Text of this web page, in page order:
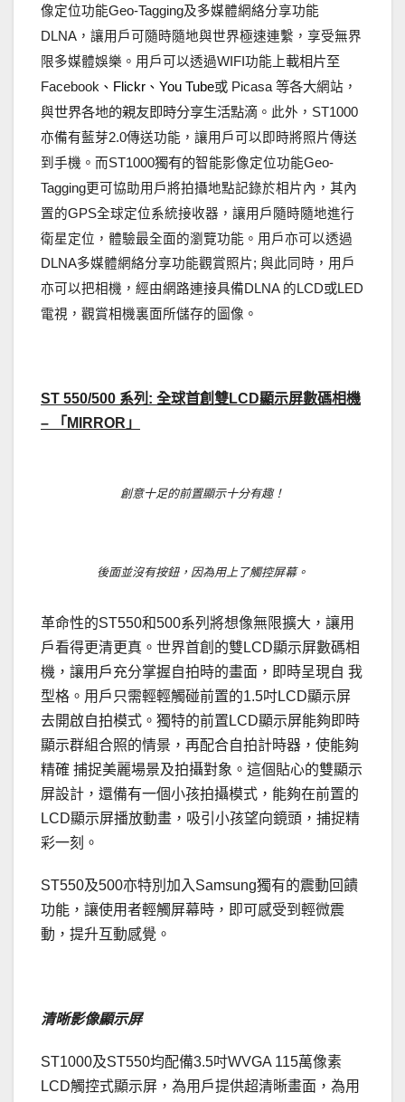
像定位功能Geo-Tagging及多媒體網絡分享功能
DLNA ，讓用戶可隨時隨地與世界極速連繫，享受無界
限多媒體娛樂。用戶可以透過WIFI 功能上載相片至
Facebook 、 Flickr 、 You Tube或 Picasa 等各大網站，
與世界各地的親友即時分享生活點滴 。此外， ST1000
亦備有藍芽2.0傳送功能，讓用戶可以即時將照片傳送
到手機。而ST1000獨有的智能影像定位功能Geo-
Tagging更可協助用戶將拍攝地點記錄於相片內，其內
置的GPS全球定位系統接收器，讓用戶隨時隨地進行
衛星定位，體驗最全面的瀏覽功能。用戶亦可以透過
DLNA多媒體網絡分享功能觀賞照片; 與此同時，用戶
亦可以把相機，經由網路連接具備DLNA 的LCD或LED
電視，觀賞相機裏面所儲存的圖像。
ST 550/500 系列 : 全球首創雙LCD顯示屏數碼相機
–
「 MIRROR 」
創意十足的前置顯示十分有趣！
後面並沒有按鈕，因為用上了觸控屏幕。
革命性的ST550和500系列將想像無限擴大，讓用
戶看得更清更真。世界首創的雙LCD顯示屏數碼相
機，讓用戶充分掌握自拍時的畫面，即時呈現自 我
型格。用戶只需輕輕觸碰前置的1.5吋LCD顯示屏
去開啟自拍模式。獨特的前置LCD顯示屏能夠即時
顯示群組合照的情景，再配合自拍計時器，使能夠
精確 捕捉美麗場景及拍攝對象。這個貼心的雙顯示
屏設計，還備有一個小孩拍攝模式，能夠在前置的
LCD顯示屏播放動畫，吸引小孩望向鏡頭，捕捉精
彩一刻。
ST550及500亦特別加入Samsung獨有的震動回饋
功能，讓使用者輕觸屏幕時，即可感受到輕微震
動，提升互動感覺。
清晰影像顯示屏
ST1000及ST550均配備3.5吋WVGA 115萬像素
LCD觸控式顯示屏，為用戶提供超清晰畫面，為用